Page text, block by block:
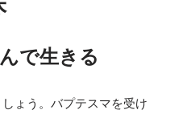
で生きる
ょう。バプテスマを受け